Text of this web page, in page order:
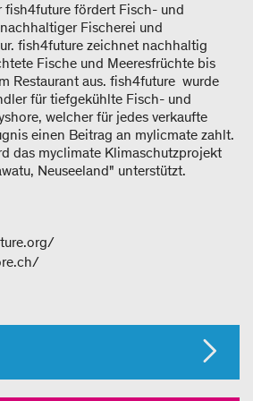
fish4future fördert Fisch- und
Fischerei und
fish4future zeichnet nachhaltig
Fische und Meeresfrüchte bis
Restaurant aus. fish4future wurde
für tiefgekühlte Fisch- und
welcher für jedes verkaufte
einen Beitrag an mylicmate zahlt.
das myclimate Klimaschutzprojekt
Neuseeland" unterstützt.